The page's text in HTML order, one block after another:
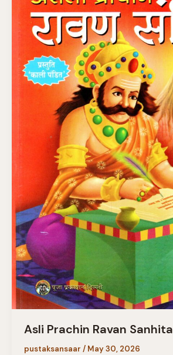
Asli Prachin Ravan Sanhita
pustaksansaar / May 30, 2026